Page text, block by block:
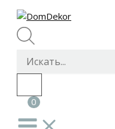
Перейти
содержимому
товаров